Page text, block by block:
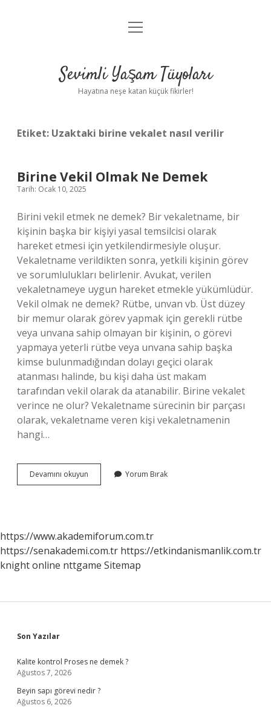
Anasayfa
Yasal Uyarı
menüyü
Sevimli Yaşam Tüyoları
Hayatına neşe katan küçük fikirler!
Etiket: Uzaktaki birine vekalet nasıl verilir
Birine Vekil Olmak Ne Demek
Tarih: Ocak 10, 2025
Birini vekil etmek ne demek? Bir vekaletname, bir
kişinin başka bir kişiyi yasal temsilcisi olarak
hareket etmesi için yetkilendirmesiyle oluşur.
Vekaletname verildikten sonra, yetkili kişinin görev
ve sorumlulukları belirlenir. Avukat, verilen
vekaletnameye uygun hareket etmekle yükümlüdür.
Vekil olmak ne demek? Rütbe, unvan vb. Üst düzey
bir memur olarak görev yapmak için gerekli rütbe
veya unvana sahip olmayan bir kişinin, o görevi
yapmaya yeterli rütbe veya unvana sahip başka
kimse bulunmadığından dolayı geçici olarak
atanması halinde, bu kişi daha üst makam
tarafından vekil olarak da atanabilir. Birine vekalet
verince ne olur? Vekaletname sürecinin bir parçası
olarak, vekaletname veren kişi vekaletnamenin
hangi…
Devamını okuyun
Vekil
Yorum Bırak
https://www.akademiforum.com.tr
https://senakademi.com.tr https://etkindanismanlik.com.tr
knight online nttgame Sitemap
Sidebar
Son Yazılar
Kalite kontrol Proses ne demek ?
Ağustos 7, 2026
Beyin sapı görevi nedir ?
Ağustos 6, 2026